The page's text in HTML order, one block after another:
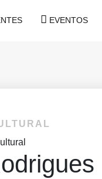
EVENTOS